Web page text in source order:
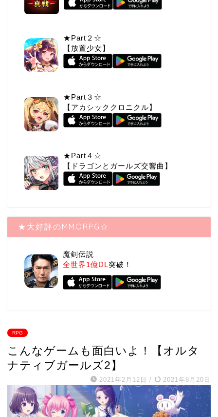
★Part２☆
【放置少女】
★Part３☆
【アカシッククロニクル】
★Part４☆
【ドラゴンとガールズ交響曲】
★大好評のMMORPG☆
魔剣伝説
全世界1億DL突破！
RPG
こんなゲームも面白いよ！【オルタ
ナティブガールズ2】
2021年2月12日 / 2021年8月20日